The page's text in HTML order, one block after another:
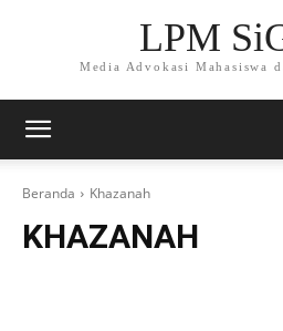
LPM
Media Advokasi Mahasiswa
Beranda Khazanah
KHAZANAH